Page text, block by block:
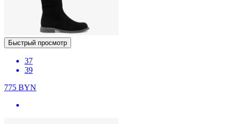
Быстрый просмотр
37
39
775 BYN